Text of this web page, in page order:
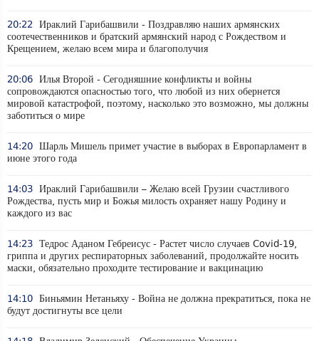
20:22
Ираклий Гарибашвили - Поздравляю наших армянских
соотечественников и братский армянский народ с Рождеством и
Крещением, желаю всем мира и благополучия
20:06 Илья Второй - Сегодняшние конфликты и войны
сопровождаются опасностью того, что любой из них обернется
мировой катастрофой, поэтому, насколько это возможно, мы должны
заботиться о мире
14:20 Шарль Мишель примет участие в выборах в Европарламент в
июне этого года
14:03 Ираклий Гарибашвили – Желаю всей Грузии счастливого
Рождества, пусть мир и Божья милость охраняет нашу Родину и
каждого из вас
14:23 Тедрос Аданом Гебреисус - Растет число случаев Covid-19,
гриппа и других респираторных заболеваний, продолжайте носить
маски, обязательно проходите тестирование и вакцинацию
14:10 Биньямин Нетаньяху - Война не должна прекратиться, пока не
будут достигнуты все цели